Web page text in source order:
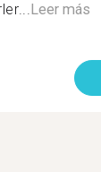
Leer más